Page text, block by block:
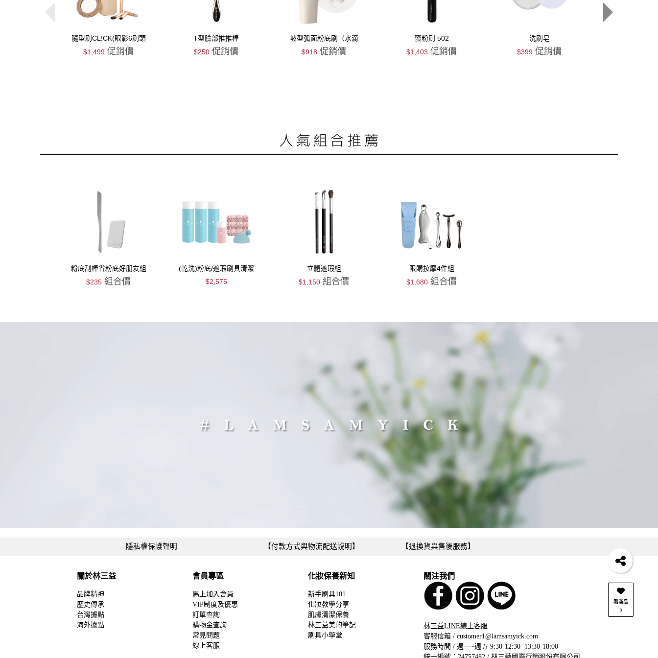
隨型刷CL!CK(眼影6刷頭
組)-杏色
$1,499 促銷價
T型臉部推推棒
$250 促銷價
坡型弧面粉底刷（水滴
型）-侘寂色
$918 促銷價
蜜粉刷 502
$1,403 促銷價
洗刷皂
$399 促銷價
粉底刮棒省粉底好朋友組
$235 組合價
(乾洗)粉底/遮瑕刷具清潔
囤貨組
$2,575
立體遮瑕組
$1,150 組合價
限購按摩4件組
$1,680 組合價
隱私權保護聲明 【付款方式與物流配送說明】 【退換貨與售後服務】
關於林三益
品牌精神
歷史傳承
台灣據點
海外據點
會員專區
馬上加入會員
VIP制度及優惠
訂單查詢
購物金查詢
常見問題
線上客服
化妝保養新知
新手刷具101
化妝教學分享
肌膚清潔保養
林三益美的筆記
刷具⼩學堂
關注我們
林三益LINE線上客服
客服信箱 / customer1@lamsamyick.com
服務時間 / 週一~週五 9:30-12:30 13:30-18:00
看商品
0